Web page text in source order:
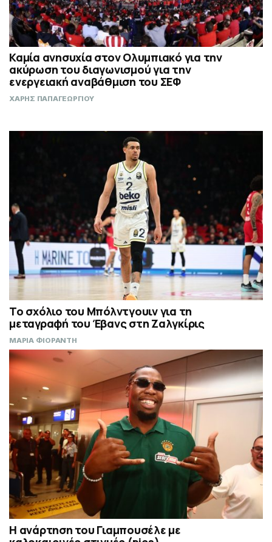
Καμία ανησυχία στον Ολυμπιακό για την
ακύρωση του διαγωνισμού για την
ενεργειακή αναβάθμιση του ΣΕΦ
ΧΑΡΗΣ ΠΑΠΑΓΕΩΡΓΙΟΥ
Το σχόλιο του Μπόλντγουιν για τη
μεταγραφή του Έβανς στη Ζαλγκίρις
ΜΑΡΙΑ ΦΙΟΡΑΝΤΗ
Η ανάρτηση του Γιαμπουσέλε με